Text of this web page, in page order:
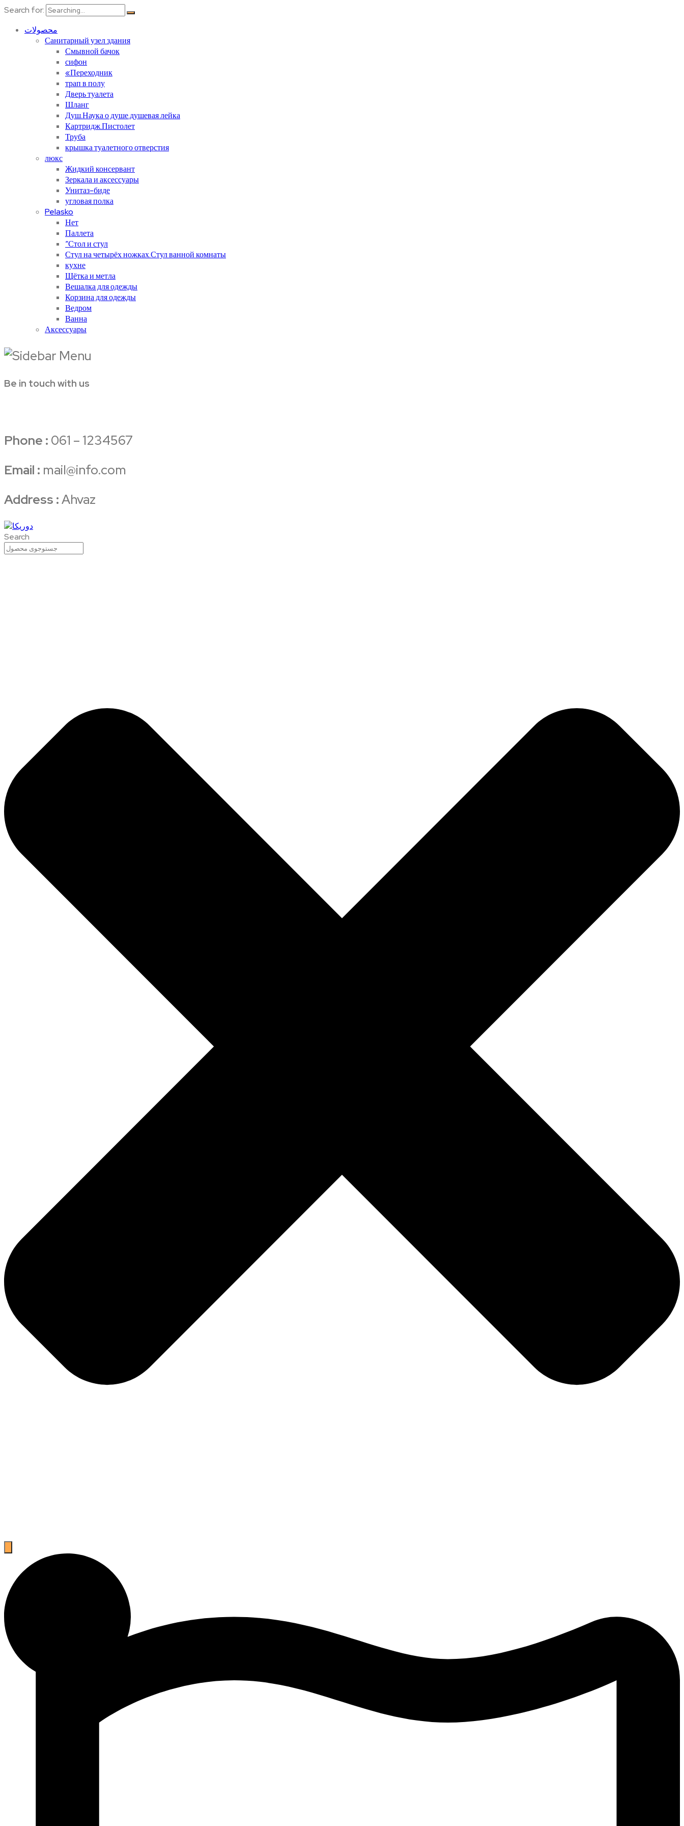
Search for:
محصولات
Санитарный узел здания
Смывной бачок
сифон
«Переходник
трап в полу
Дверь туалета
Шланг
Душ.Наука о душе.душевая лейка
Картридж.Пистолет
Труба
крышка туалетного отверстия
люкс
Жидкий консервант
Зеркала и аксессуары
Унитаз-биде
угловая полка
Pelasko
Нет
Паллета
“Стол и стул
Стул на четырёх ножках.Стул ванной комнаты
кухне
Щётка и метла
Вешалка для одежды
Корзина для одежды
Ведром
Ванна
Аксессуары
Be in touch with us
Phone : 061 – 1234567
Email : mail@info.com
Address :Ahvaz
Search